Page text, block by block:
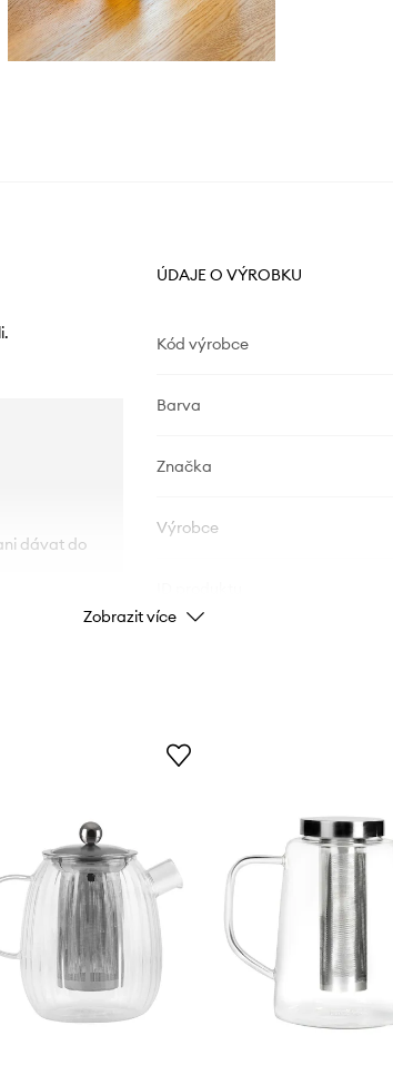
dávat do
ÚDAJE O VÝROBKU
Kód výrobce
Barva
Značka
Výrobce
Zobrazit více